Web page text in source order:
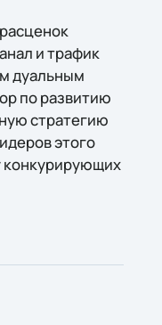
и трафик
дуальным
по развитию
стратегию
этого
конкурирующих